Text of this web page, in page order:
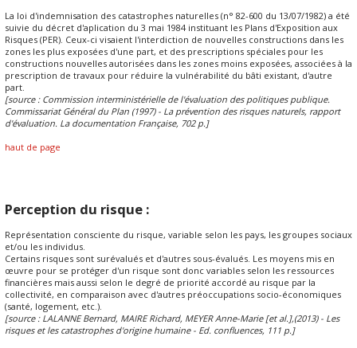
La loi d'indemnisation des catastrophes naturelles (n° 82-600 du 13/07/1982) a été
suivie du décret d'aplication du 3 mai 1984 instituant les Plans d'Exposition aux
Risques (PER). Ceux-ci visaient l'interdiction de nouvelles constructions dans les
zones les plus exposées d'une part, et des prescriptions spéciales pour les
constructions nouvelles autorisées dans les zones moins exposées, associées à la
prescription de travaux pour réduire la vulnérabilité du bâti existant, d'autre
part.
[source : Commission interministérielle de l'évaluation des politiques publique.
Commissariat Général du Plan (1997) - La prévention des risques naturels, rapport
d'évaluation. La documentation Française, 702 p.]
haut de page
Perception du risque :
Représentation consciente du risque, variable selon les pays, les groupes sociaux
et/ou les individus.
Certains risques sont surévalués et d'autres sous-évalués. Les moyens mis en
œuvre pour se protéger d'un risque sont donc variables selon les ressources
financières mais aussi selon le degré de priorité accordé au risque par la
collectivité, en comparaison avec d'autres préoccupations socio-économiques
(santé, logement, etc.).
[source : LALANNE Bernard, MAIRE Richard, MEYER Anne-Marie [et al.],(2013) - Les
risques et les catastrophes d'origine humaine - Ed. confluences, 111 p.]